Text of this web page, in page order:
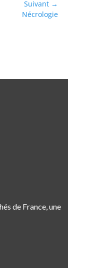
Suivant →
Nécrologie
de France, une